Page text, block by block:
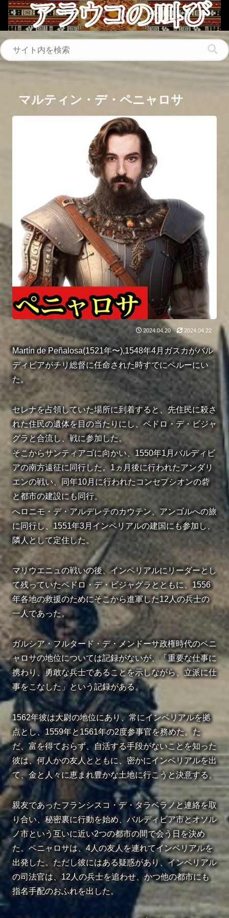
マルティン・デ・ペニャロサ
2024.04.20 2024.04.22
Martín de Peñalosa(1521年〜),1548年4月ガスカがバル
ディビアがチリ総督に任命された時すでにペルーにい
た。
セレナを占領していた場所に到着すると、先住民に殺さ
れた住民の遺体を目の当たりにし、ペドロ・デ・ビジャ
グラと合流し、戦に参加した。
そこからサンティアゴに向かい、1550年1月バルディビ
アの南方遠征に同行した。1ヵ月後に行われたアンダリ
エンの戦い、同年10月に行われたコンセプシオンの砦
と都市の建設にも同行。
へロニモ・デ・アルデレテのカウテン、アンゴルへの旅
に同行し、1551年3月インペリアルの建国にも参加し、
隣人として定住した。
マリウエニュの戦いの後、インペリアルにリーダーとし
て残っていたペドロ・デ・ビジャグラとともに、1556
年各地の救援のためにそこから進軍した12人の兵士の
一人であった。
ガルシア・フルタード・デ・メンドーサ政権時代のペニ
ャロサの地位については記録がないが、「重要な仕事に
携わり、勇敢な兵士であることを示しながら、立派に仕
事をこなした」という記録がある。
1562年彼は大尉の地位にあり、常にインペリアルを拠
点とし、1559年と1561年の2度参事官を務めた。た
だ、富を得ておらず、自活する手段がないことを知った
彼は、何人かの友人とともに、密かにインペリアルを出
て、金と人々に恵まれ豊かな土地に行こうと決意する。
親友であったフランシスコ・デ・タラベラノと連絡を取
り合い、秘密裏に行動を始め、バルディビア市とオソル
ノ市という互いに近い2つの都市の間で会う日を決め
た。ペニャロサは、4人の友人を連れてインペリアルを
出発した。ただし彼にはある疑惑があり、インペリアル
の司法官は、12人の兵士を追わせ、かつ他の都市にも
指名手配のおふれを出した。